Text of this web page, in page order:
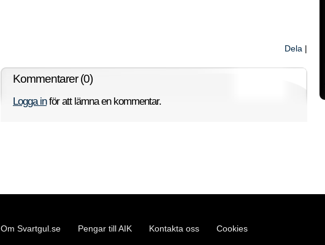
Dela |
Kommentarer (0)
Logga inför att lämna en kommentar.
Om Svartgul.se Pengar till AIK Kontakta oss Cookies